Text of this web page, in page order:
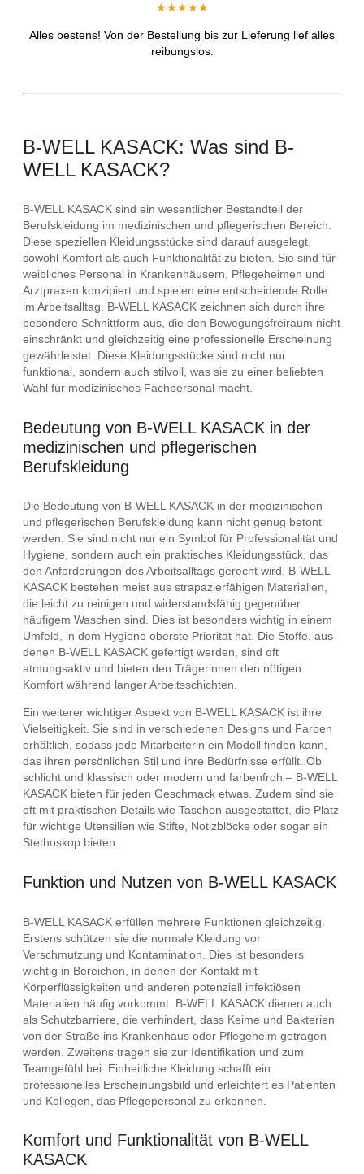
★★★★★
Alles bestens! Von der Bestellung bis zur Lieferung lief alles
reibungslos.
B-WELL KASACK: Was sind B-
WELL KASACK?
B-WELL KASACK sind ein wesentlicher Bestandteil der
Berufskleidung im medizinischen und pflegerischen Bereich.
Diese speziellen Kleidungsstücke sind darauf ausgelegt,
sowohl Komfort als auch Funktionalität zu bieten. Sie sind für
weibliches Personal in Krankenhäusern, Pflegeheimen und
Arztpraxen konzipiert und spielen eine entscheidende Rolle
im Arbeitsalltag. B-WELL KASACK zeichnen sich durch ihre
besondere Schnittform aus, die den Bewegungsfreiraum nicht
einschränkt und gleichzeitig eine professionelle Erscheinung
gewährleistet. Diese Kleidungsstücke sind nicht nur
funktional, sondern auch stilvoll, was sie zu einer beliebten
Wahl für medizinisches Fachpersonal macht.
Bedeutung von B-WELL KASACK in der
medizinischen und pflegerischen
Berufskleidung
Die Bedeutung von B-WELL KASACK in der medizinischen
und pflegerischen Berufskleidung kann nicht genug betont
werden. Sie sind nicht nur ein Symbol für Professionalität und
Hygiene, sondern auch ein praktisches Kleidungsstück, das
den Anforderungen des Arbeitsalltags gerecht wird. B-WELL
KASACK bestehen meist aus strapazierfähigen Materialien,
die leicht zu reinigen und widerstandsfähig gegenüber
häufigem Waschen sind. Dies ist besonders wichtig in einem
Umfeld, in dem Hygiene oberste Priorität hat. Die Stoffe, aus
denen B-WELL KASACK gefertigt werden, sind oft
atmungsaktiv und bieten den Trägerinnen den nötigen
Komfort während langer Arbeitsschichten.
Ein weiterer wichtiger Aspekt von B-WELL KASACK ist ihre
Vielseitigkeit. Sie sind in verschiedenen Designs und Farben
erhältlich, sodass jede Mitarbeiterin ein Modell finden kann,
das ihren persönlichen Stil und ihre Bedürfnisse erfüllt. Ob
schlicht und klassisch oder modern und farbenfroh – B-WELL
KASACK bieten für jeden Geschmack etwas. Zudem sind sie
oft mit praktischen Details wie Taschen ausgestattet, die Platz
für wichtige Utensilien wie Stifte, Notizblöcke oder sogar ein
Stethoskop bieten.
Funktion und Nutzen von B-WELL KASACK
B-WELL KASACK erfüllen mehrere Funktionen gleichzeitig.
Erstens schützen sie die normale Kleidung vor
Verschmutzung und Kontamination. Dies ist besonders
wichtig in Bereichen, in denen der Kontakt mit
Körperflüssigkeiten und anderen potenziell infektiösen
Materialien häufig vorkommt. B-WELL KASACK dienen auch
als Schutzbarriere, die verhindert, dass Keime und Bakterien
von der Straße ins Krankenhaus oder Pflegeheim getragen
werden. Zweitens tragen sie zur Identifikation und zum
Teamgefühl bei. Einheitliche Kleidung schafft ein
professionelles Erscheinungsbild und erleichtert es Patienten
und Kollegen, das Pflegepersonal zu erkennen.
Komfort und Funktionalität von B-WELL
KASACK